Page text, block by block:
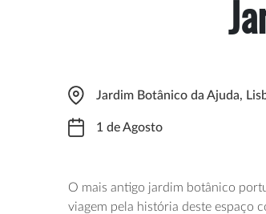
Jardim Botânico da Ajuda,
1 de Agosto
O mais antigo jardim botânico
viagem pela história deste espaço